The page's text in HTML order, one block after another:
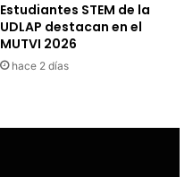
Estudiantes STEM de la
UDLAP destacan en el
MUTVI 2026
hace 2 días